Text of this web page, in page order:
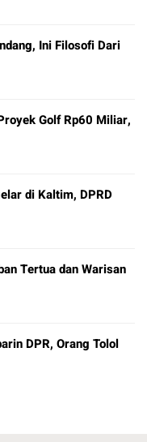
Ini Filosofi Dari
Golf Rp60 Miliar,
di Kaltim, DPRD
Tertua dan Warisan
DPR, Orang Tolol